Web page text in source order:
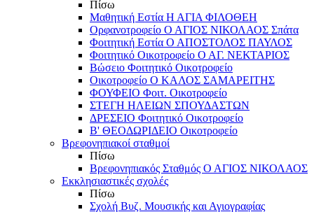
Πίσω
Μαθητική Εστία Η ΑΓΙΑ ΦΙΛΟΘΕΗ
Ορφανοτροφείο Ο ΑΓΙΟΣ ΝΙΚΟΛΑΟΣ Σπάτα
Φοιτητική Εστία Ο ΑΠΟΣΤΟΛΟΣ ΠΑΥΛΟΣ
Φοιτητικό Οικοτροφείο Ο ΑΓ. ΝΕΚΤΑΡΙΟΣ
Βώσειο Φοιτητικό Οικοτροφείο
Οικοτροφείο Ο ΚΑΛΟΣ ΣΑΜΑΡΕΙΤΗΣ
ΦΟΥΦΕΙΟ Φοιτ. Οικοτροφείο
ΣΤΕΓΗ ΗΛΕΙΩΝ ΣΠΟΥΔΑΣΤΩΝ
ΔΡΕΣΕΙΟ Φοιτητικό Οικοτροφείο
Β' ΘΕΟΔΩΡΙΔΕΙΟ Οικοτροφείο
Βρεφονηπιακοί σταθμοί
Πίσω
Βρεφονηπιακός Σταθμός Ο ΑΓΙΟΣ ΝΙΚΟΛΑΟΣ
Εκκλησιαστικές σχολές
Πίσω
Σχολή Βυζ. Μουσικής και Αγιογραφίας